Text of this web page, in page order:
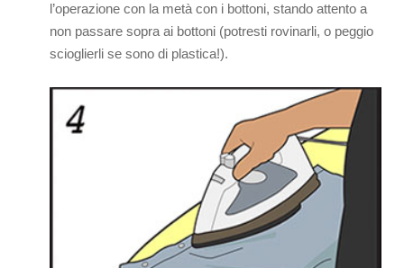
l’operazione con la metà con i bottoni, stando attento a
non passare sopra ai bottoni (potresti rovinarli, o peggio
scioglierli se sono di plastica!).